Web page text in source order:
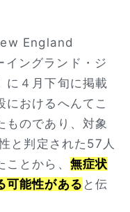
England
ングランド・ジ
に４月下旬に掲載
おけるへんてこ
ものであり、対象
と判定された57人
とから、 無症状
可能性がある と伝